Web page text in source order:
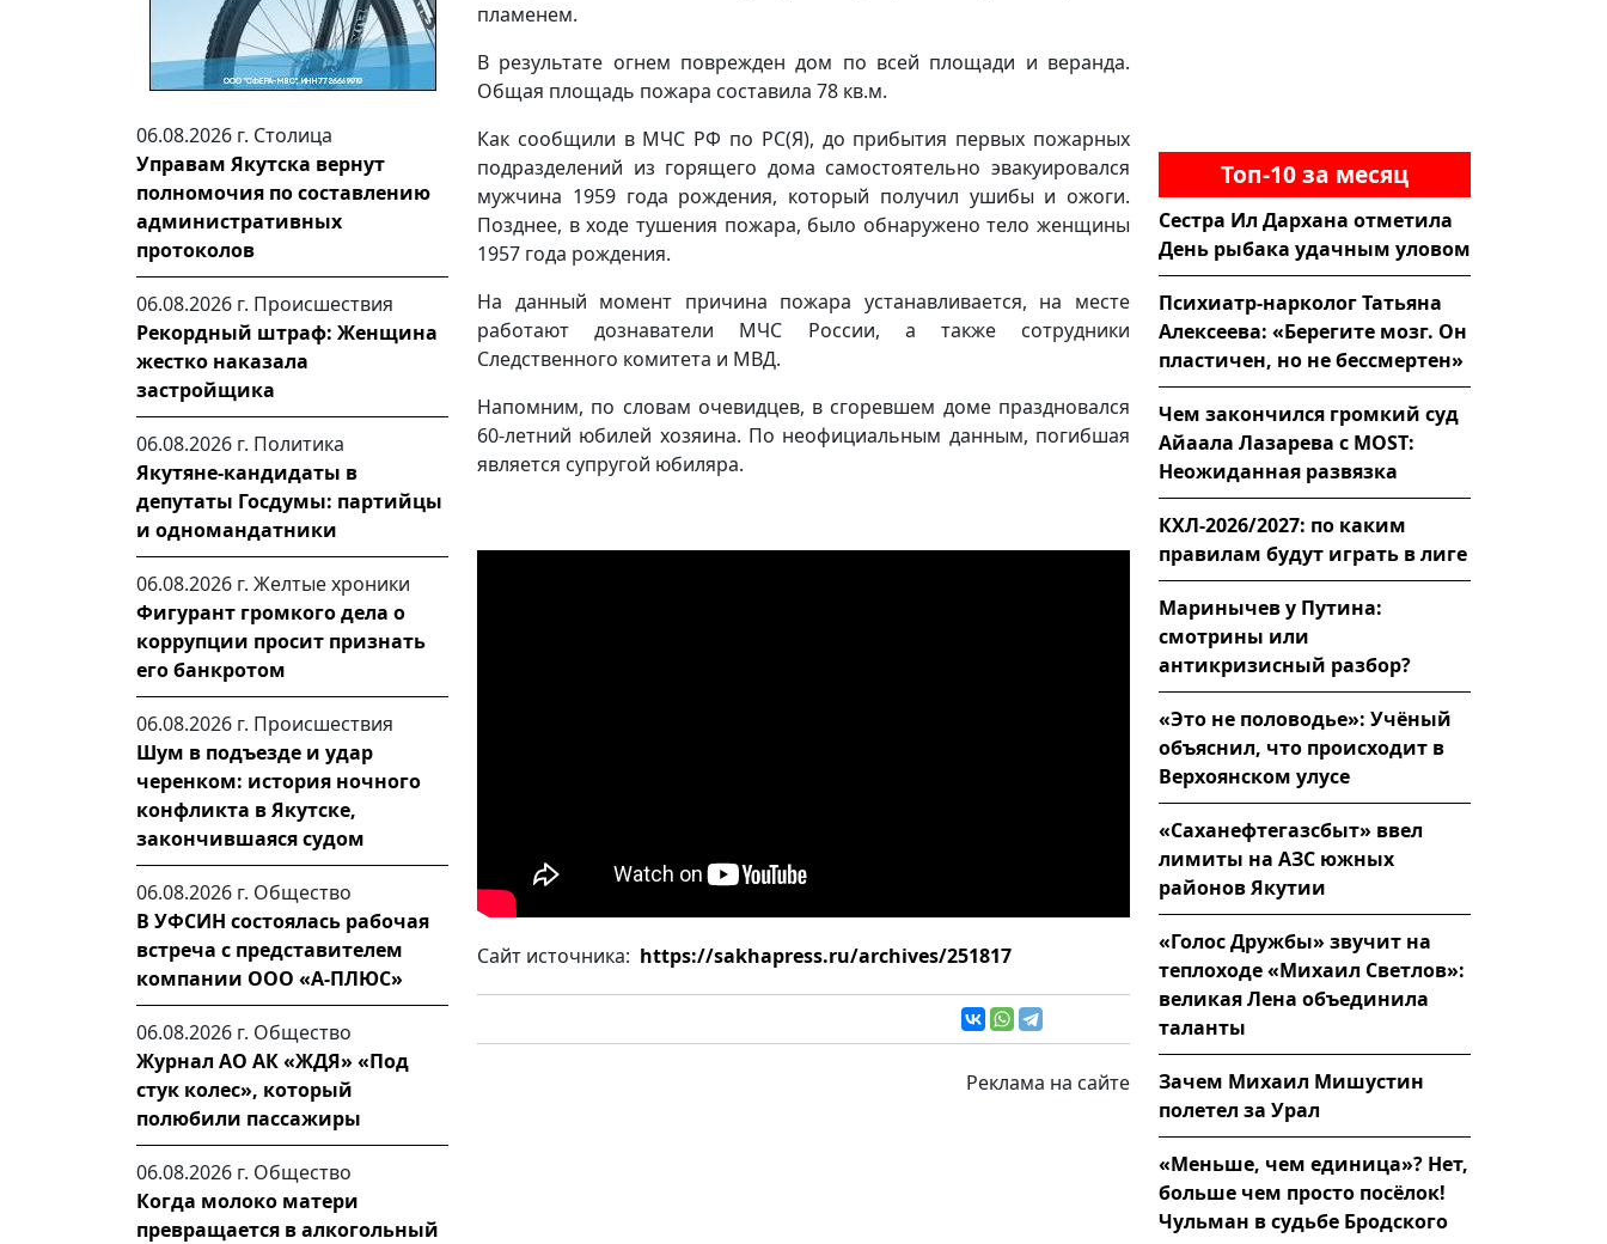
06.08.2026 г. Столица
Управам Якутска вернут
полномочия по составлению
административных
протоколов
06.08.2026 г. Происшествия
Рекордный штраф: Женщина
жестко наказала
застройщика
06.08.2026 г. Политика
Якутяне-кандидаты в
депутаты Госдумы: партийцы
и одномандатники
06.08.2026 г. Желтые хроники
Фигурант громкого дела о
коррупции просит признать
его банкротом
06.08.2026 г. Происшествия
Шум в подъезде и удар
черенком: история ночного
конфликта в Якутске,
закончившаяся судом
06.08.2026 г. Общество
В УФСИН состоялась рабочая
встреча с представителем
компании ООО «А-ПЛЮС»
06.08.2026 г. Общество
Журнал АО АК «ЖДЯ» «Под
стук колес», который
полюбили пассажиры
06.08.2026 г. Общество
Когда молоко матери
превращается в алкогольный
пламенем.
В результате огнем поврежден дом по всей площади и веранда.
Общая площадь пожара составила 78 кв.м.
Как сообщили в МЧС РФ по РС(Я), до прибытия первых пожарных
подразделений из горящего дома самостоятельно эвакуировался
мужчина 1959 года рождения, который получил ушибы и ожоги.
Позднее, в ходе тушения пожара, было обнаружено тело женщины
1957 года рождения.
На данный момент причина пожара устанавливается, на месте
работают дознаватели МЧС России, а также сотрудники
Следственного комитета и МВД.
Напомним, по словам очевидцев, в сгоревшем доме праздновался
60-летний юбилей хозяина. По неофициальным данным, погибшая
является супругой юбиляра.
Сайт источника: https://sakhapress.ru/archives/251817
Реклама на сайте
Топ-10 за месяц
Сестра Ил Дархана отметила
День рыбака удачным уловом
Психиатр-нарколог Татьяна
Алексеева: «Берегите мозг. Он
пластичен, но не бессмертен»
Чем закончился громкий суд
Айаала Лазарева с MOST:
Неожиданная развязка
КХЛ-2026/2027: по каким
правилам будут играть в лиге
Маринычев у Путина:
смотрины или
антикризисный разбор?
«Это не половодье»: Учёный
объяснил, что происходит в
Верхоянском улусе
«Саханефтегазсбыт» ввел
лимиты на АЗС южных
районов Якутии
«Голос Дружбы» звучит на
теплоходе «Михаил Светлов»:
великая Лена объединила
таланты
Зачем Михаил Мишустин
полетел за Урал
«Меньше, чем единица»? Нет,
больше чем просто посёлок!
Чульман в судьбе Бродского